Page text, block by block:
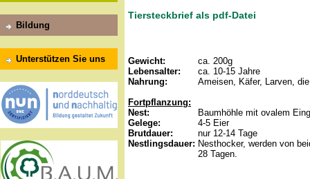
Bildung
Unterstützen Sie uns
Tiersteckbrief als pdf-Datei
Gewicht:
ca. 200g
Lebensalter:
ca. 10-15 Jahre
Nahrung:
Ameisen, Käfer, Larven,
Fortpflanzung:
Nest:
Baumhöhle mit ovalem
Gelege:
4-5 Eier
Brutdauer:
nur 12-14 Tage
Nestlingsdauer: Nesthocker, werden von
28 Tagen.